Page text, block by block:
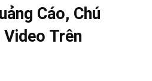
Cáo, Chú
Trên